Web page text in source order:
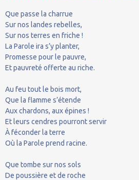
Que passe la charrue
Sur nos landes rebelles,
Sur nos terres en friche !
La Parole ira s’y planter,
Promesse pour le pauvre,
Et pauvreté offerte au riche.
Au feu tout le bois mort,
Que la flamme s’étende
Aux chardons, aux épines !
Et leurs cendres pourront servir
À féconder la terre
Où la Parole prend racine.
Que tombe sur nos sols
De poussière et de roche